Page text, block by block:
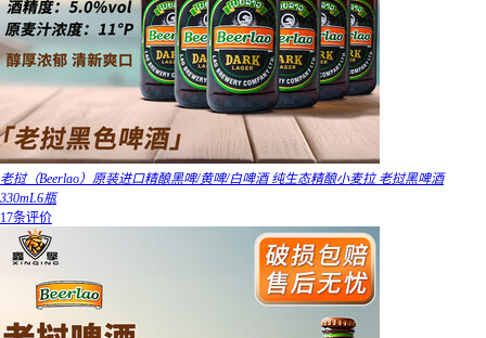
老挝（Beerlao）原装进口精酿黑啤/黄啤/白啤酒 纯生态精酿小麦拉 老挝黑啤酒
330mL6瓶
17条评价